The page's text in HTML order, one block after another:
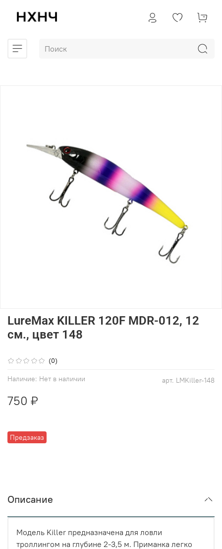
(0)
арт. LMKiller-148
Наличие: Нет в наличии
Предзаказ
LureMax KILLER 120F MDR-012, 12
см., цвет 148
750 ₽
Описание
Модель Killer предназначена для ловли
троллингом на глубине 2-3,5 м. Приманка легко